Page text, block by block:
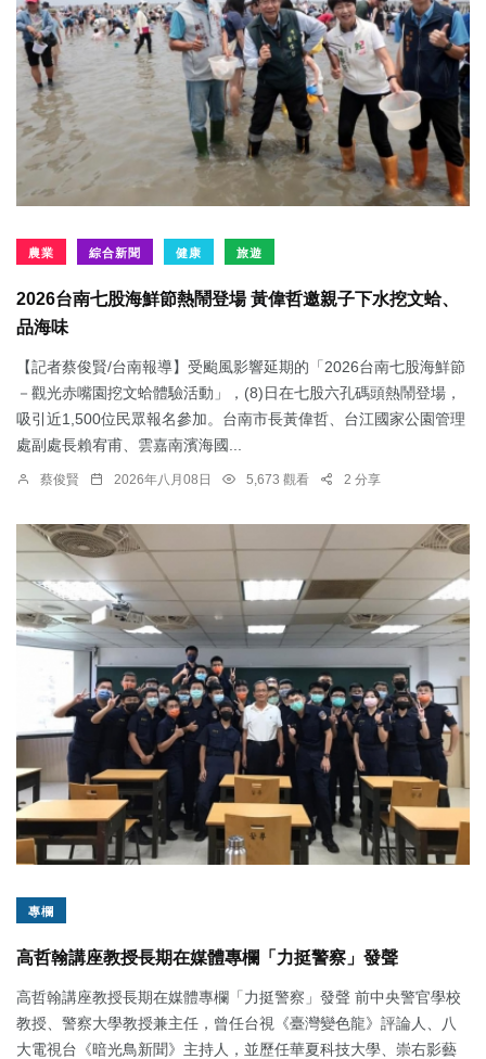
農業 綜合新聞 健康 旅遊
2026台南七股海鮮節熱鬧登場 黃偉哲邀親子下水挖文蛤、
品海味
【記者蔡俊賢/台南報導】受颱風影響延期的「2026台南七股海鮮節
－觀光赤嘴園挖文蛤體驗活動」，(8)日在七股六孔碼頭熱鬧登場，
吸引近1,500位民眾報名參加。台南市長黃偉哲、台江國家公園管理
處副處長賴宥甫、雲嘉南濱海國...
蔡俊賢 2026年八月08日 5,673 觀看 2 分享
專欄
高哲翰講座教授長期在媒體專欄「力挺警察」發聲
高哲翰講座教授長期在媒體專欄「力挺警察」發聲 前中央警官學校
教授、警察大學教授兼主任，曾任台視《臺灣變色龍》評論人、八
大電視台《暗光鳥新聞》主持人，並歷任華夏科技大學、崇右影藝